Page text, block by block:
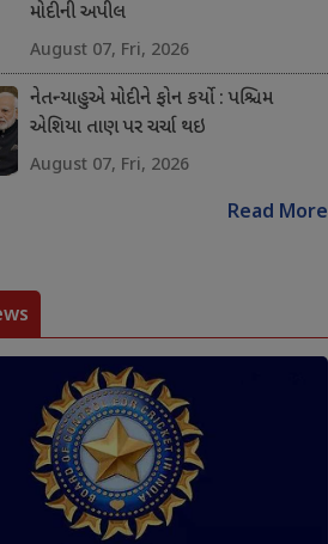
મોદીની અપીલ
August 07, Fri, 2026
નેતન્યાહુએ મોદીને ફોન કર્યો : પશ્ચિમ
એશિયા તાણ પર ચર્ચા થઇ
August 07, Fri, 2026
Read More